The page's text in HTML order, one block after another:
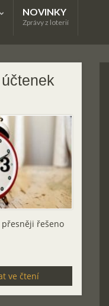
NOVINKY
Zprávy z loterií
řešeno
ve čtení